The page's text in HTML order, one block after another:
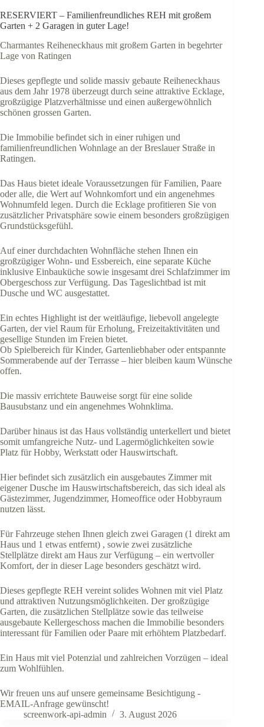
RESERVIERT – Familienfreundliches REH mit großem
Garten + 2 Garagen in guter Lage!
Charmantes Reiheneckhaus mit großem Garten in begehrter
Lage von Ratingen
Dieses gepflegte und solide massiv gebaute Reiheneckhaus
aus dem Jahr 1978 überzeugt durch seine attraktive Ecklage,
großzügige Platzverhältnisse und einen außergewöhnlich
schönen grossen Garten.
Die Immobilie befindet sich in einer ruhigen und
familienfreundlichen Wohnlage an der Breslauer Straße in
Ratingen.
Das Haus bietet ideale Voraussetzungen für Familien, Paare
oder alle, die Wert auf Wohnkomfort und ein angenehmes
Wohnumfeld legen. Durch die Ecklage profitieren Sie von
zusätzlicher Privatsphäre sowie einem besonders großzügigen
Grundstücksgefühl.
Auf einer durchdachten Wohnfläche stehen Ihnen ein
großzügiger Wohn- und Essbereich, eine separate Küche
inklusive Einbauküche sowie insgesamt drei Schlafzimmer im
Obergeschoss zur Verfügung. Das Tageslichtbad ist mit
Dusche und WC ausgestattet.
Ein echtes Highlight ist der weitläufige, liebevoll angelegte
Garten, der viel Raum für Erholung, Freizeitaktivitäten und
gesellige Stunden im Freien bietet.
Ob Spielbereich für Kinder, Gartenliebhaber oder entspannte
Sommerabende auf der Terrasse – hier bleiben kaum Wünsche
offen.
Die massiv errichtete Bauweise sorgt für eine solide
Bausubstanz und ein angenehmes Wohnklima.
Darüber hinaus ist das Haus vollständig unterkellert und bietet
somit umfangreiche Nutz- und Lagermöglichkeiten sowie
Platz für Hobby, Werkstatt oder Hauswirtschaft.
Hier befindet sich zusätzlich ein ausgebautes Zimmer mit
eigener Dusche im Hauswirtschaftsbereich, das sich ideal als
Gästezimmer, Jugendzimmer, Homeoffice oder Hobbyraum
nutzen lässt.
Für Fahrzeuge stehen Ihnen gleich zwei Garagen (1 direkt am
Haus und 1 etwas entfernt) , sowie zwei zusätzliche
Stellplätze direkt am Haus zur Verfügung – ein wertvoller
Komfort, der in dieser Lage besonders geschätzt wird.
Dieses gepflegte REH vereint solides Wohnen mit viel Platz
und attraktiven Nutzungsmöglichkeiten. Der großzügige
Garten, die zusätzlichen Stellplätze sowie das teilweise
ausgebaute Kellergeschoss machen die Immobilie besonders
interessant für Familien oder Paare mit erhöhtem Platzbedarf.
Ein Haus mit viel Potenzial und zahlreichen Vorzügen – ideal
zum Wohlfühlen.
Wir freuen uns auf unsere gemeinsame Besichtigung -
EMAIL-Anfrage gewünscht!
screenwork-api-admin
3. August 2026